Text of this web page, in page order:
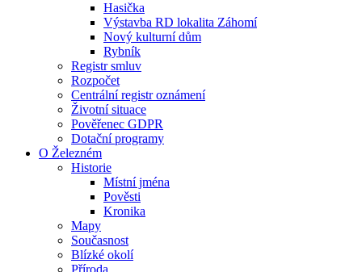
Hasička
Výstavba RD lokalita Záhomí
Nový kulturní dům
Rybník
Registr smluv
Rozpočet
Centrální registr oznámení
Životní situace
Pověřenec GDPR
Dotační programy
O Železném
Historie
Místní jména
Pověsti
Kronika
Mapy
Současnost
Blízké okolí
Příroda